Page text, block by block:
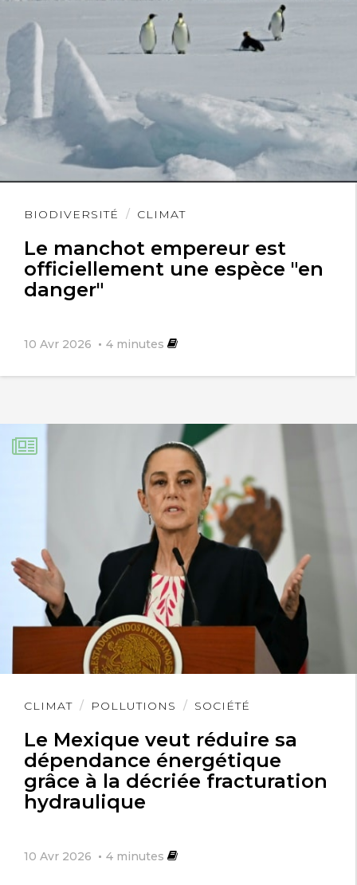
BIODIVERSITÉ CLIMAT
Le manchot empereur est
officiellement une espèce "en
danger"
10 Avr 2026 4 minutes
Lire
CLIMAT POLLUTIONS SOCIÉTÉ
Le Mexique veut réduire sa
dépendance énergétique
grâce à la décriée fracturation
hydraulique
10 Avr 2026 4 minutes
Lire